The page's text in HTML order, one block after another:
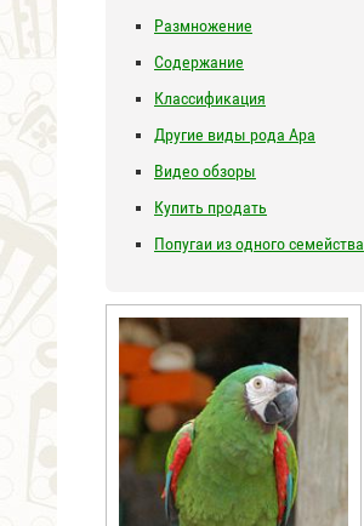
Размножение
Содержание
Классификация
Другие виды рода Ара
Видео обзоры
Купить продать
Попугаи из одного семейства